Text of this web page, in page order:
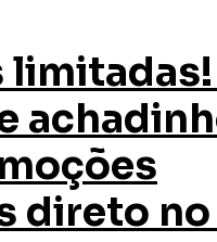
Certificado